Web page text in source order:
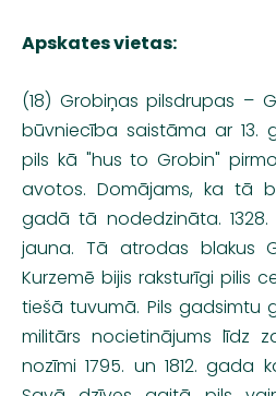
Apskates vietas:
(18) Grobiņas pilsdrupas –
būvniecība saistāma ar 13.
pils kā "hus to Grobin"
avotos. Domājams, ka tā
gadā tā nodedzināta.
jauna. Tā atrodas blakus
Kurzemē bijis raksturīgi pilis
tiešā tuvumā. Pils gadsimtu
militārs nocietinājums līdz
nozīmi 1795. un 1812. gada